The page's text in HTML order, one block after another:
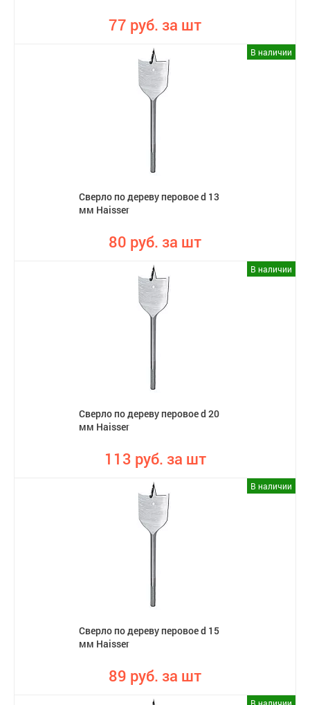
77 руб. за шт
В наличии
Сверло по дереву перовое d 13
мм Haisser
80 руб. за шт
В наличии
Сверло по дереву перовое d 20
мм Haisser
113 руб. за шт
В наличии
Сверло по дереву перовое d 15
мм Haisser
89 руб. за шт